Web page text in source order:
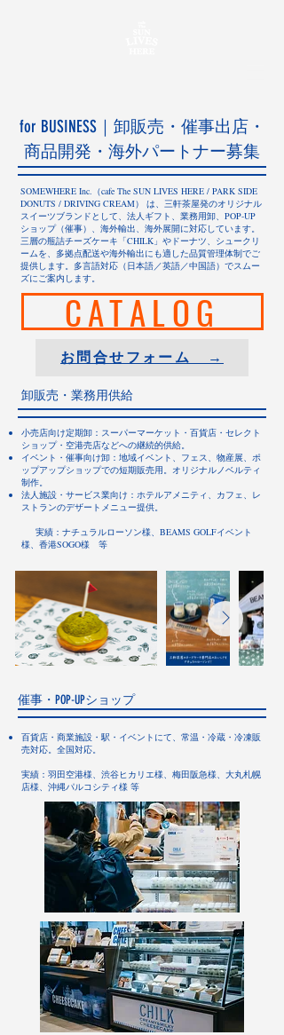
for BUSINESS｜卸販売・催事出店・
商品開発・海外パートナー募集
SOMEWHERE Inc.（cafe The SUN LIVES HERE / PARK SIDE
DONUTS / DRIVING CREAM） は、三軒茶屋発のオリジナル
スイーツブランドとして、法人ギフト、業務用卸、POP-UP
ショップ（催事）、海外輸出、海外展開に対応しています。
三層の瓶詰チーズケーキ「CHILK」やドーナツ、シュークリ
ームを、多拠点配送や海外輸出にも適した品質管理体制でご
提供します。多言語対応（日本語／英語／中国語）でスムー
ズにご案内します。
CATALOG
お問合せフォーム →
卸販売・業務用供給
小売店向け定期卸：スーパーマーケット・百貨店・セレクト
ショップ・空港売店などへの継続的供給。
イベント・催事向け卸：地域イベント、フェス、物産展、ポ
ップアップショップでの短期販売用。オリジナルノベルティ
制作。
法人施設・サービス業向け：ホテルアメニティ、カフェ、レ
ストランのデザートメニュー提供。
​ 実績：ナチュラルローソン様、BEAMS GOLFイベント
様、香港SOGO様 等
催事・POP-UPショップ
百貨店・商業施設・駅・イベントにて、常温・冷蔵・冷凍販
売対応。全国対応。​
実績：羽田空港様、渋谷ヒカリエ様、梅田阪急様、大丸札幌
店様、沖縄パルコシティ様 等